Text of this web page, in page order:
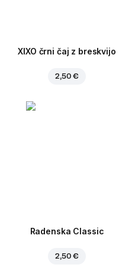
XIXO črni čaj z breskvijo
2,50 €
Radenska Classic
2,50 €